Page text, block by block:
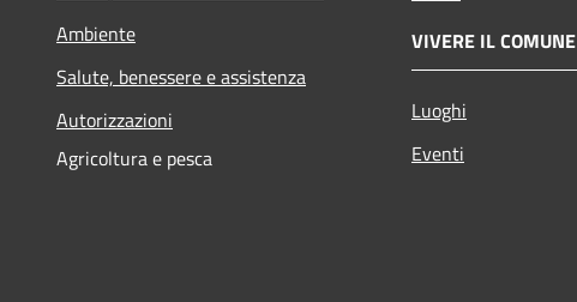
Ambiente
Salute, benessere e assistenza
Autorizzazioni
Agricoltura e pesca
VIVERE IL COMUNE
Luoghi
Eventi